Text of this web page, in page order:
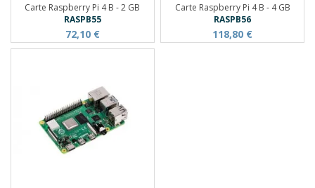
Carte Raspberry Pi 4 B - 2 GB
RASPB55
72,10 €
Carte Raspberry Pi 4 B - 4 GB
RASPB56
118,80 €